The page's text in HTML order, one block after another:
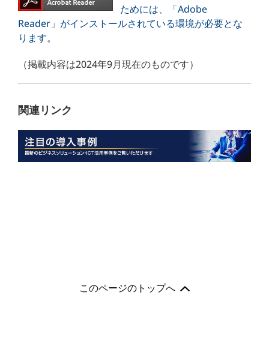
ためには、「Adobe
Reader」がインストールされている環境が必要とな
ります。
（掲載内容は2024年9月現在のものです）
関連リンク
このページのトップへ